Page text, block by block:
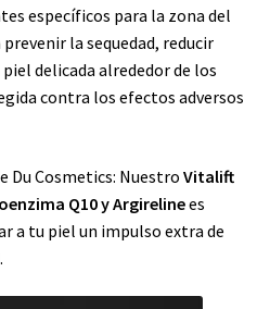
específicos para la zona del
la sequedad, reducir
delicada alrededor de los
contra los efectos adversos
Du Cosmetics: Nuestro Vitalift
Q10 y Argirelinees
a tu piel un impulso extra de